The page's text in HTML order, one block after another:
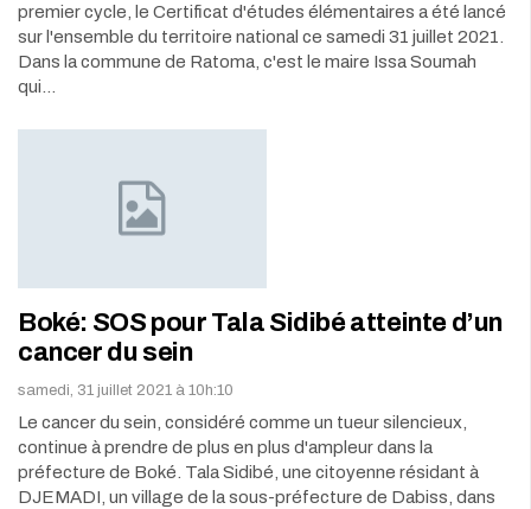
premier cycle, le Certificat d'études élémentaires a été lancé
sur l'ensemble du territoire national ce samedi 31 juillet 2021.
Dans la commune de Ratoma, c'est le maire Issa Soumah
qui…
Boké: SOS pour Tala Sidibé atteinte d’un
cancer du sein
samedi, 31 juillet 2021 à 10h:10
Le cancer du sein, considéré comme un tueur silencieux,
continue à prendre de plus en plus d'ampleur dans la
préfecture de Boké. Tala Sidibé, une citoyenne résidant à
DJEMADI, un village de la sous-préfecture de Dabiss, dans